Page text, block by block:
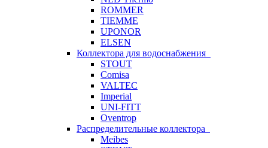
ROMMER
TIEMME
UPONOR
ELSEN
Коллектора для водоснабжения
STOUT
Comisa
VALTEC
Imperial
UNI-FITT
Oventrop
Распределительные коллектора
Meibes